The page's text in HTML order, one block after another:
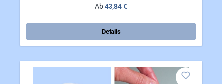
Regulärer Preis:
Ab43,84 €
Details